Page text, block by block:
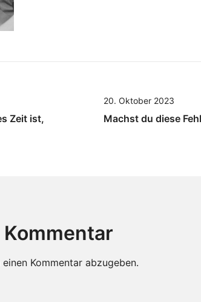
Zeit ist,
20. Oktober 2023
Machst du diese
einen Kommentar abzugeben.